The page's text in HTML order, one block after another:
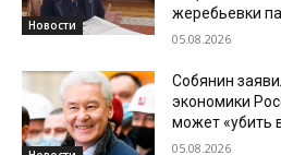
Новости
жеребьевки
05.08.2026
Собянин
экономики
может «убить
05.08.2026